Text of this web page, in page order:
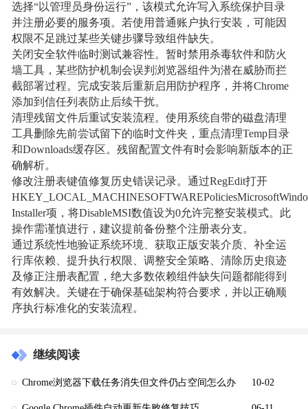
选择“以管理员身份运行”，该模式允许写入系统保护目录
并注册必要的服务项。若使用普通账户执行安装，可能因
权限不足跳过某些关键步骤导致组件缺失。
关闭安全软件临时测试兼容性。暂时禁用杀毒软件和防火
墙工具，某些防护机制会误判浏览器组件为潜在威胁而拦
截部署过程。完成安装后重新启用防护程序，并将Chrome
添加到信任列表防止后续干扰。
清理残留文件后重试安装流程。使用系统自带的磁盘清理
工具删除先前尝试留下的临时文件夹，重点清理Temp目录
和Downloads缓存区。残留配置文件有时会影响新版本的正
确解析。
修改注册表键值修复历史错误记录。通过RegEdit打开
Installer项，将DisableMSI数值设为0允许完整安装模式。此
操作需谨慎进行，建议提前备份整个注册表分支。
通过系统性地验证系统环境、获取正版安装介质、补全运
行库依赖、提升执行权限、调整安全策略、清除历史痕迹
及修正注册表配置，绝大多数依赖组件缺失问题都能得到
有效解决。关键在于确保基础架构符合要求，并以正确顺
序执行标准化的安装流程。
继续阅读
Chrome浏览器下载任务消失但文件仍占空间怎么办 10-02